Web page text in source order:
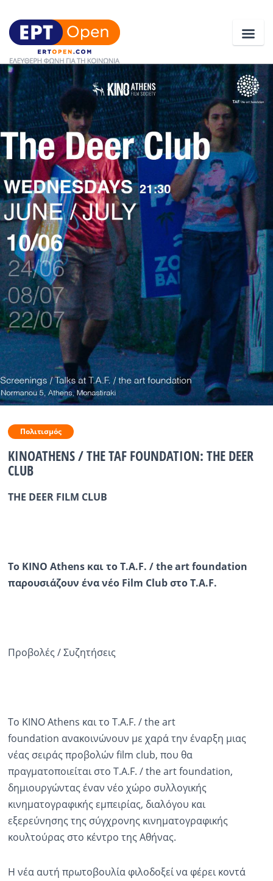
Ειδήσεις
Ελλάδα
Κοινωνία
Πολιτική
Οικονομία
Αθλητικά
Κόσμος
Ραδιόφωνο
Εκπομπές
Πολιτισμός
Πολιτισμός
KINOATHENS / THE TAF FOUNDATION: THE DEER
CLUB
THE DEER FILM CLUB
Το KINO Athens και το T.A.F. / the art foundation
παρουσιάζουν ένα νέο Film Club στο T.A.F.
Προβολές / Συζητήσεις
Το KINO Athens και το T.A.F. / the art
foundation ανακοινώνουν με χαρά την έναρξη μιας
νέας σειράς προβολών film club, που θα
πραγματοποιείται στο T.A.F. / the art foundation,
δημιουργώντας έναν νέο χώρο συλλογικής
κινηματογραφικής εμπειρίας, διαλόγου και
εξερεύνησης της σύγχρονης κινηματογραφικής
κουλτούρας στο κέντρο της Αθήνας.
Η νέα αυτή πρωτοβουλία φιλοδοξεί να φέρει κοντά